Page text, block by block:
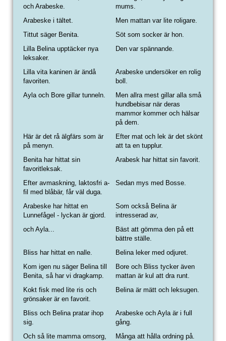
och Arabeske.
mums.
Arabeske i tältet.
Men mattan var lite roligare.
Tittut säger Benita.
Söt som socker är hon.
Lilla Belina upptäcker nya
leksaker.
Den var spännande.
Lilla vita kaninen är ändå
favoriten.
Arabeske undersöker en rolig
boll.
Ayla och Bore gillar tunneln.
Men allra mest gillar alla små
hundbebisar när deras
mammor kommer och hälsar
på dem.
Här är det rå älgfärs som är
på menyn.
Efter mat och lek är det skönt
att ta en tupplur.
Benita har hittat sin
favoritleksak.
Arabesk har hittat sin favorit.
Efter avmaskning, laktosfri a-
fil med blåbär, får väl duga.
Sedan mys med Bosse.
Arabeske har hittat en
Lunnefågel - lyckan är gjord.
Som också Belina är
intresserad av,
och Ayla...
Bäst att gömma den på ett
bättre ställe.
Bliss har hittat en nalle.
Belina leker med odjuret.
Kom igen nu säger Belina till
Benita, så har vi dragkamp.
Bore och Bliss tycker även
mattan är kul att dra runt.
Kokt fisk med lite ris och
grönsaker är en favorit.
Belina är mätt och leksugen.
Bliss och Belina pratar ihop
sig.
Arabeske och Ayla är i full
gång.
Och så lite mamma omsorg,
Många att hålla ordning på.